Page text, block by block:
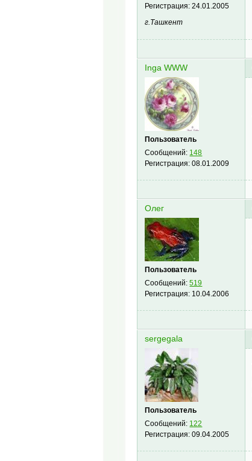
Регистрация:24.01.2005
г.Ташкент
Inga WWW
Пользователь
Сообщений: 148
Регистрация:08.01.2009
Олег
Пользователь
Сообщений:519
Регистрация: 10.04.2006
sergegala
Пользователь
Сообщений: 122
Регистрация:09.04.2005